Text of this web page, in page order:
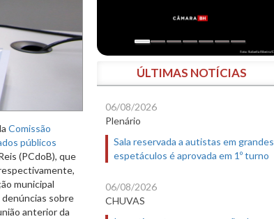
Comissão
públicos
(PCdoB), que
municipal
sobre
anterior da
ÚLTIMAS NOTÍCIAS
06/08/2026
Plenário
Sala reservada a autistas em grandes
espetáculos é aprovada em 1º turno
06/08/2026
CHUVAS